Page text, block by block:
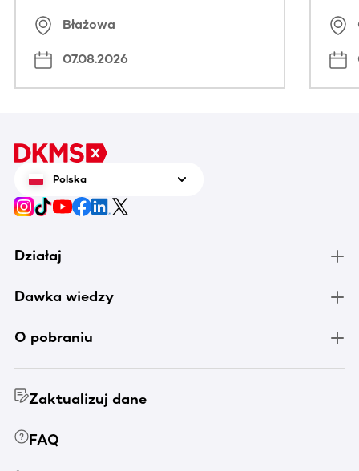
Błażowa
07.08.2026
Polska
Działaj
Dawka wiedzy
O pobraniu
Zaktualizuj dane
FAQ